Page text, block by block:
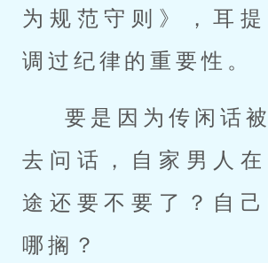
为规范守则》，耳
调过纪律的重要性。
要是因为传闲话
去问话，自家男人
途还要不要了？自
哪搁？